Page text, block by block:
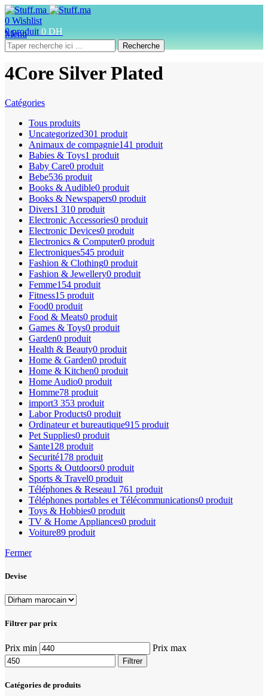
0 Wishlist
0produit 0 DH
Menu
Recherche
4Core Silver Plated
Catégories
Tous produits
Uncategorized301 produit
Animaux de compagnie141 produit
Babies & Toys1 produit
Baby Care0 produit
Bebe536 produit
Books & Audible0 produit
Books & Newspapers0 produit
Divers1 310 produit
Electronic Accessories0 produit
Electronic Devices0 produit
Electronics & Computer0 produit
Electroniques545 produit
Fashion & Clothing0 produit
Fashion & Jewellery0 produit
Femme154 produit
Fitness15 produit
Food0 produit
Food & Meats0 produit
Games & Toys0 produit
Garden0 produit
Health & Beauty0 produit
Home & Garden0 produit
Home & Kitchen0 produit
Home Audio0 produit
Homme78 produit
import3 353 produit
Labor Products0 produit
Ordinateur et bureautique915 produit
Pet Supplies0 produit
Sante128 produit
Securité178 produit
Sports & Outdoors0 produit
Sports & Travel0 produit
Téléphones & Reseau1 761 produit
Téléphones portables et Télécommunications0 produit
Toys & Hobbies0 produit
TV & Home Appliances0 produit
Voiture89 produit
Fermer
Devise
Filtrer par prix
Prix min Prix max
Filtrer
Catégories de produits